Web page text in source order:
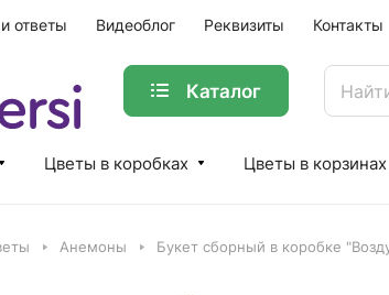
ответы Видеоблог Реквизиты Контакты
Каталог
Цветы в коробках Цветы в корзинах
Анемоны Букет сборный в коробке